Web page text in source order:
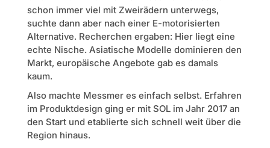
schon immer viel mit Zweirädern unterwegs,
suchte dann aber nach einer E-motorisierten
Alternative. Recherchen ergaben: Hier liegt eine
echte Nische. Asiatische Modelle dominieren den
Markt, europäische Angebote gab es damals
kaum.
Also machte Messmer es einfach selbst. Erfahren
im Produktdesign ging er mit SOL im Jahr 2017 an
den Start und etablierte sich schnell weit über die
Region hinaus.